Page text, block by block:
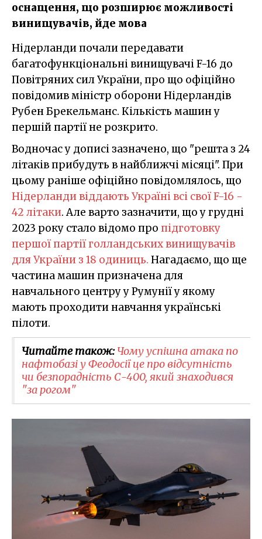
оснащення, що розширює можливості
винищувачів, йде мова
Нідерланди почали передавати
багатофункціональні винищувачі F-16 до
Повітряних сил України, про що офіційно
повідомив міністр оборони Нідерландів
Рубен Брекельманс. Кількість машин у
першій партії не розкрито.
Водночас у дописі зазначено, що "решта з 24
літаків прибудуть в найближчі місяці". При
цьому раніше офіційно повідомлялось, що
Нідерланди віддають Україні всі свої F-16 -
42 літаки. Але варто зазначити, що у грудні
2023 року стало відомо про підготовку
першої партії голландських винищувачів
для України з 18 одиниць. Нагадаємо, що ще
частина машин призначена для
навчального центру у Румунії у якому
мають проходити навчання українські
пілоти.
Читайте також:Чому успішна атака по
нафтобазі у Феодосії це про відсутність
чи безпорадність С-400, який знаходився
"за рогом"